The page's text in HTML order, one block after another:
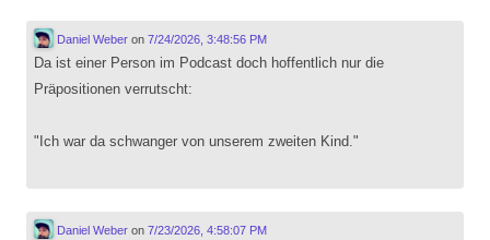
Daniel Weberon 7/24/2026, 3:48:56 PM
Da ist einer Person im Podcast doch hoffentlich nur die
Präpositionen verrutscht:
"Ich war da schwanger von unserem zweiten Kind."
Daniel Weberon 7/23/2026, 4:58:07 PM